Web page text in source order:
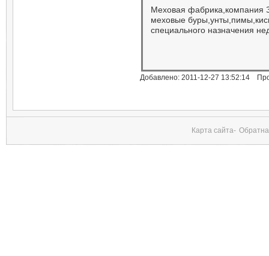
Меховая
меховые
специального назначения
Добавлено: 2011-12-27 13:52:14
Карта сайта-